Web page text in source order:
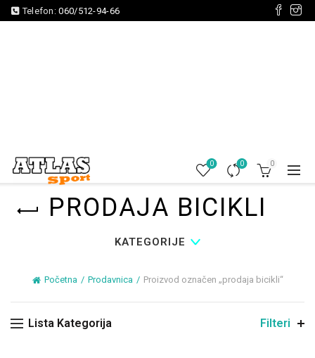
Telefon:060/512-94-66
0 0 0
PRODAJA BICIKLI
KATEGORIJE
Početna Prodavnica Proizvod označen „prodaja bicikli“
Lista Kategorija Filteri